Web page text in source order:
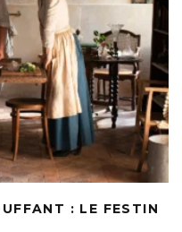
: LE FESTIN